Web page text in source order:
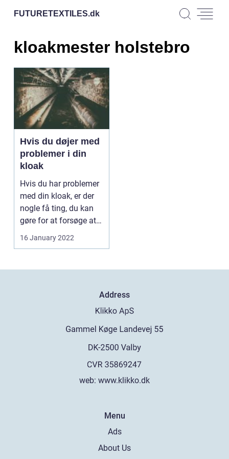
FUTURETEXTILES.dk
kloakmester holstebro
Hvis du døjer med
problemer i din
kloak
Hvis du har problemer
med din kloak, er der
nogle få ting, du kan
gøre for at forsøge at
løse proble...
16 January 2022
Address
web: www.klikko.dk
Menu
Ads
About Us